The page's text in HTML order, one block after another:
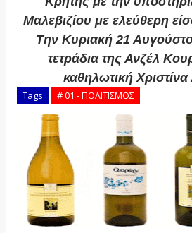
Μαλεβιζίου με ελεύθερη
Την Κυριακή 21
τετράδια της Ανζέλ
καθηλωτική Χριστίνα
Tags # 01 - ΠΟΛΙΤΙΣΜΟΣ